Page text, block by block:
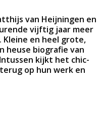
van Heijningen en
vijftig jaar meer
en heel grote,
heuse biografie van
kijkt het chic-
op hun werk en